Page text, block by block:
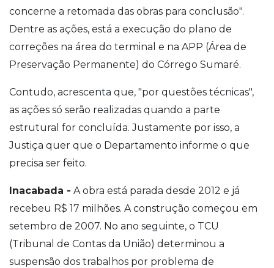
concerne a retomada das obras para conclusão".
Dentre as ações, está a execução do plano de
correções na área do terminal e na APP (Área de
Preservação Permanente) do Córrego Sumaré.
Contudo, acrescenta que, "por questões técnicas",
as ações só serão realizadas quando a parte
estrutural for concluída. Justamente por isso, a
Justiça quer que o Departamento informe o que
precisa ser feito.
Inacabada - A obra está parada desde 2012 e já
recebeu R$ 17 milhões. A construção começou em
setembro de 2007. No ano seguinte, o TCU
(Tribunal de Contas da União) determinou a
suspensão dos trabalhos por problema de